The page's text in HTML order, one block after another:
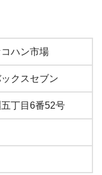
ハン市場
クスセブン
丁目6番52号